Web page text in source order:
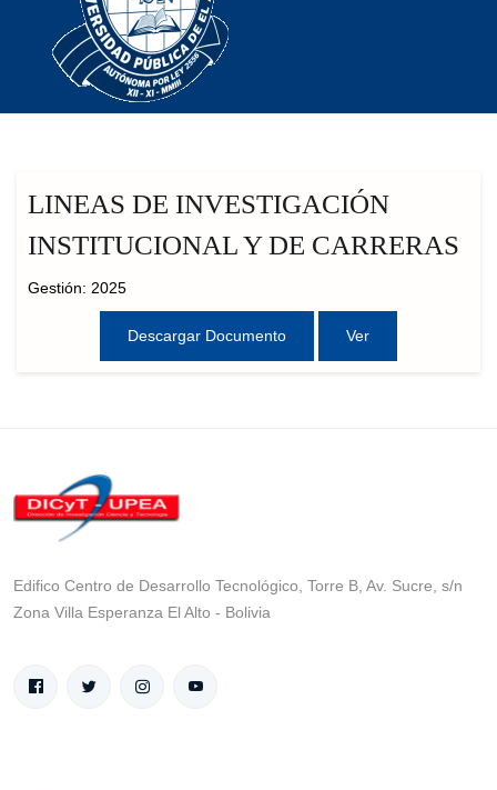
LINEAS DE INVESTIGACIÓN
INSTITUCIONAL Y DE CARRERAS
Gestión: 2025
Descargar Documento Ver
Edifico Centro de Desarrollo Tecnológico, Torre B, Av. Sucre, s/n
Zona Villa Esperanza El Alto - Bolivia